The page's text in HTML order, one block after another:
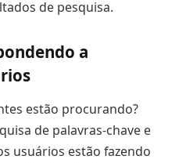
de pesquisa.
a
estão procurando?
de palavras-chave e
usuários estão fazendo